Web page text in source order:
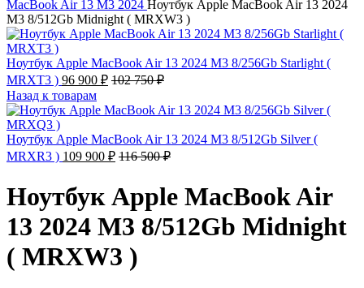
MacBook Air 13 M3 2024 Ноутбук Apple MacBook Air 13 2024
M3 8/512Gb Midnight ( MRXW3 )
Ноутбук Apple MacBook Air 13 2024 M3 8/256Gb Starlight (
MRXT3 ) 96 900 ₽ 102 750₽
Назад к товарам
Ноутбук Apple MacBook Air 13 2024 M3 8/512Gb Silver (
MRXR3 ) 109 900 ₽ 116 500₽
Ноутбук Apple MacBook Air
13 2024 M3 8/512Gb Midnight
( MRXW3 )